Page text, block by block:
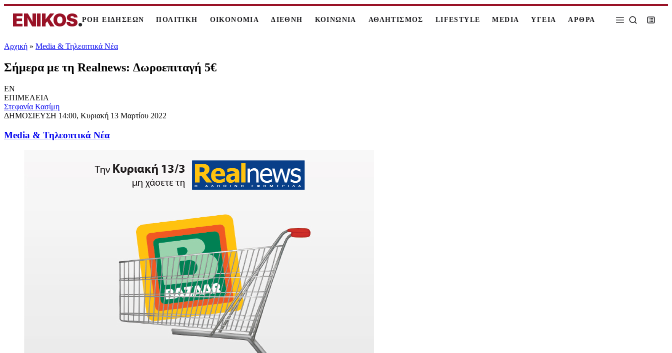
ENIKOS.ΡΟΗ ΕΙΔΗΣΕΩΝ ΠΟΛΙΤΙΚΗ ΟΙΚΟΝΟΜΙΑ ΔΙΕΘΝΗ ΚΟΙΝΩΝΙΑ ΑΘΛΗΤΙΣΜΟΣ LIFESTYLE MEDIA ΥΓΕΙΑ ΑΡΘΡΑ
Αρχική » Media & Τηλεοπτικά Νέα
Σήμερα με τη Realnews: Δωροεπιταγή 5€
EN
ΕΠΙΜΕΛΕΙΑ
Στεφανία Κασίμη
ΔΗΜΟΣΙΕΥΣΗ 14:00, Κυριακή 13 Μαρτίου 2022
Media & Τηλεοπτικά Νέα